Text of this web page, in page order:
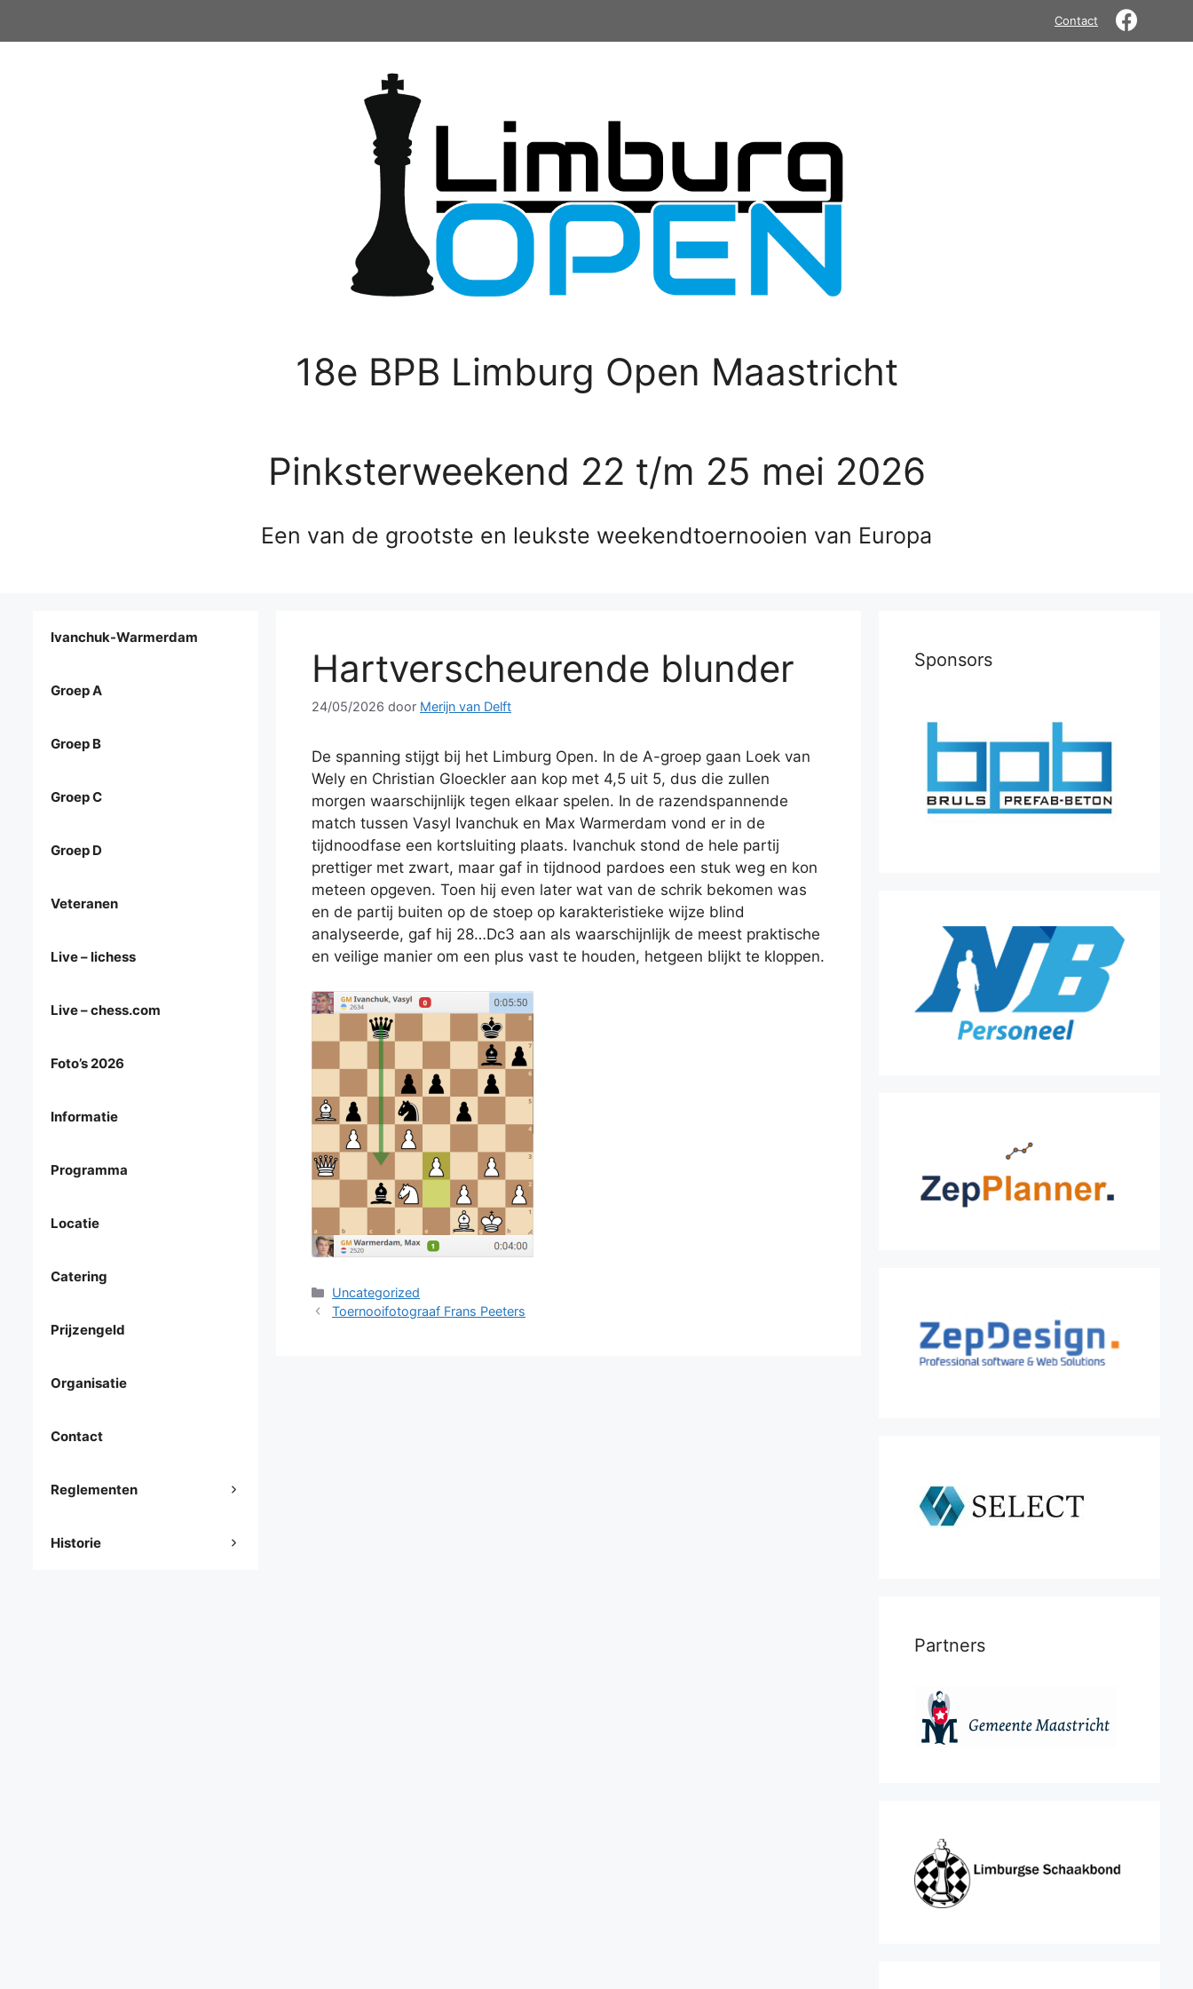
Contact
18e BPB Limburg Open Maastricht
Pinksterweekend 22 t/m 25 mei 2026
Een van de grootste en leukste weekendtoernooien van Europa
Hartverscheurende blunder
24/05/2026 door Merijn van Delft
De spanning stijgt bij het Limburg Open. In de A-groep gaan Loek van
Wely en Christian Gloeckler aan kop met 4,5 uit 5, dus die zullen
morgen waarschijnlijk tegen elkaar spelen. In de razendspannende
match tussen Vasyl Ivanchuk en Max Warmerdam vond er in de
tijdnoodfase een kortsluiting plaats. Ivanchuk stond de hele partij
prettiger met zwart, maar gaf in tijdnood pardoes een stuk weg en kon
meteen opgeven. Toen hij even later wat van de schrik bekomen was
en de partij buiten op de stoep op karakteristieke wijze blind
analyseerde, gaf hij 28…Dc3 aan als waarschijnlijk de meest praktische
en veilige manier om een plus vast te houden, hetgeen blijkt te kloppen.
Categorieën
Uncategorized
Toernooifotograaf Frans Peeters
Ivanchuk-Warmerdam
Groep A
Groep B
Groep C
Groep D
Veteranen
Live – lichess
Live – chess.com
Foto’s 2026
Informatie
Programma
Locatie
Catering
Prijzengeld
Organisatie
Contact
Reglementen
Historie
Sponsors
Partners